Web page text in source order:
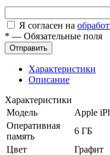
Я согласен на
* — Обязательные поля
Характеристики
Описание
Характеристики
Модель
Apple
Оперативная
память
6 ГБ
Цвет
Графит